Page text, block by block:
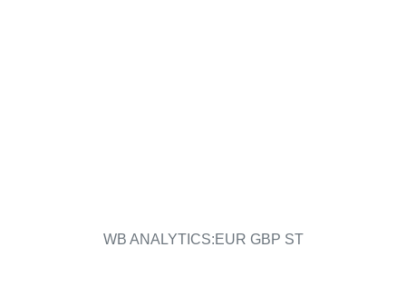
WB ANALYTICS:EUR GBP ST